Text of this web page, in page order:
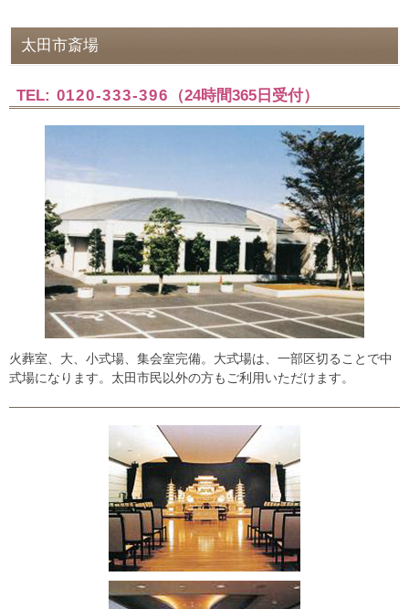
太田市斎場
TEL: 0120-333-396 （24時間365日受付）
火葬室、大、小式場、集会室完備。大式場は、一部区切ることで中
式場になります。太田市民以外の方もご利用いただけます。